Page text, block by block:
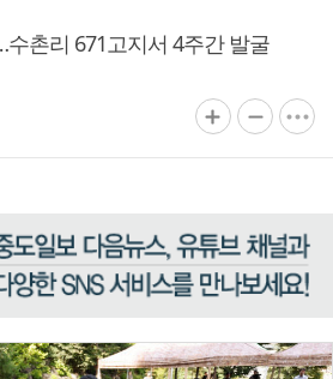
촌리 671고지서 4주간 발굴